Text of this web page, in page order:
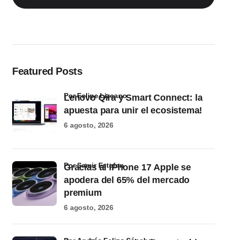
Featured Posts
Lenovo Qira y Smart Connect: la
apuesta para unir el ecosistema!
por Felipe Lizcano
6 agosto, 2026
Gracias al iPhone 17 Apple se
apodera del 65% del mercado
premium
por Samir Estefan
6 agosto, 2026